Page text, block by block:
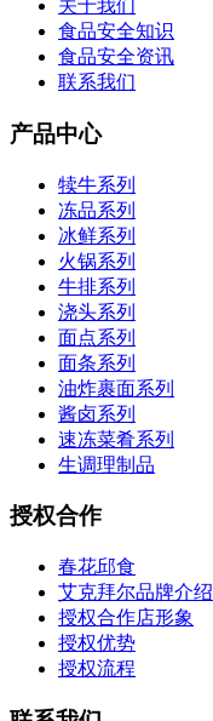
关于我们
食品安全知识
食品安全资讯
联系我们
产品中心
犊牛系列
冻品系列
冰鲜系列
火锅系列
牛排系列
浇头系列
面点系列
面条系列
油炸裹面系列
酱卤系列
速冻菜肴系列
生调理制品
授权合作
春花邱食
艾克拜尔品牌介绍
授权合作店形象
授权优势
授权流程